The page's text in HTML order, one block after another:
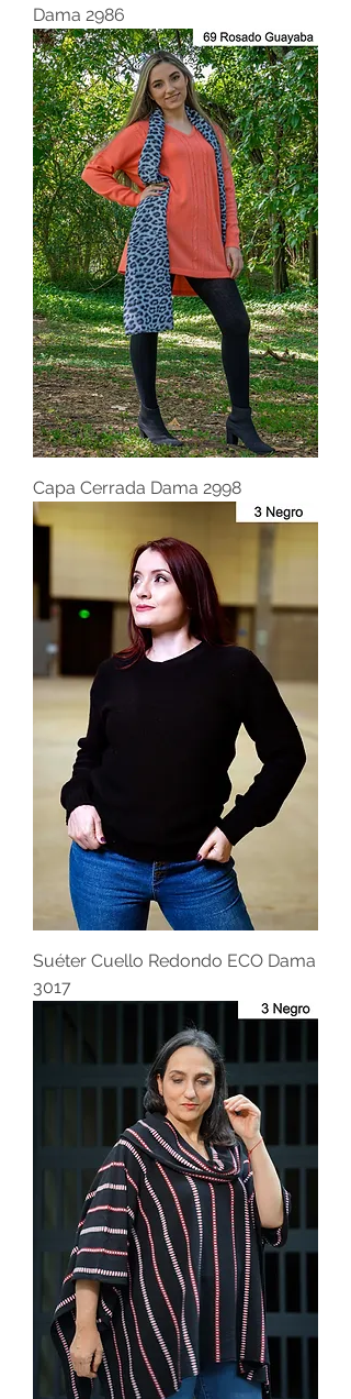
Dama 2986
Capa Cerrada Dama 2998
Suéter Cuello Redondo ECO Dama
3017